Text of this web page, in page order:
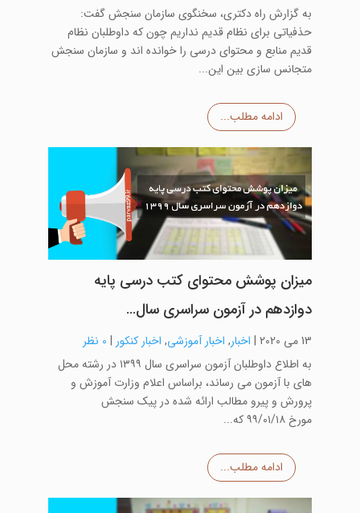
به گزارش راه دکتری، سخنگوی سازمان سنجش گفت:
حذفیاتی برای نظام قدیم نداریم چون که داوطلبان نظام
قدیم منابع و محتوای درسی را خوانده اند و سازمان سنجش
متجانس سازی بین این...
ادامه مطلب...
میزان پوشش محتوای کتب درسی پایه
دوازدهم در آزمون سراسری سال…
13 می 2020 | اخبار, اخبار آموزشی, اخبار کنکور | 0 نظر
به اطلاع داوطلبان آزمون سراسری سال ۱۳۹۹ در رشته محل
های با آزمون می رساند، براساس اعلام وزارت آموزش و
پرورش و پیرو مطالب ارائه شده در پیک سنجش
مورخ ۹۹/۰۱/۱۸ که...
ادامه مطلب...